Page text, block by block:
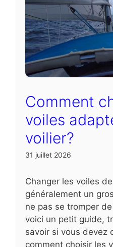
Comment
voiles
voilier?
31 juillet 2026
Changer les voiles
généralement un
ne pas se tromper
voici un petit guide,
savoir si vous devez
comment choisir les